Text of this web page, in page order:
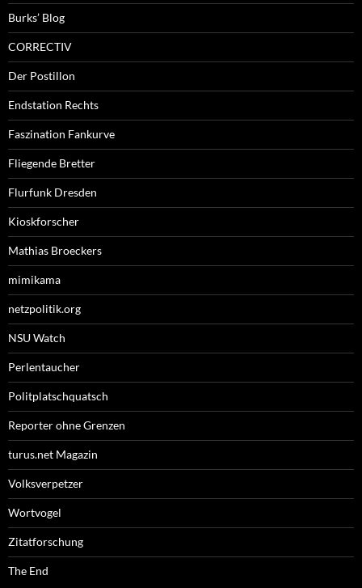
Burks’ Blog
CORRECTIV
Der Postillon
Endstation Rechts
Faszination Fankurve
Fliegende Bretter
Flurfunk Dresden
Kioskforscher
Mathias Broeckers
mimikama
netzpolitik.org
NSU Watch
Perlentaucher
Politplatschquatsch
Reporter ohne Grenzen
turus.net Magazin
Volksverpetzer
Wortvogel
Zitatforschung
The End